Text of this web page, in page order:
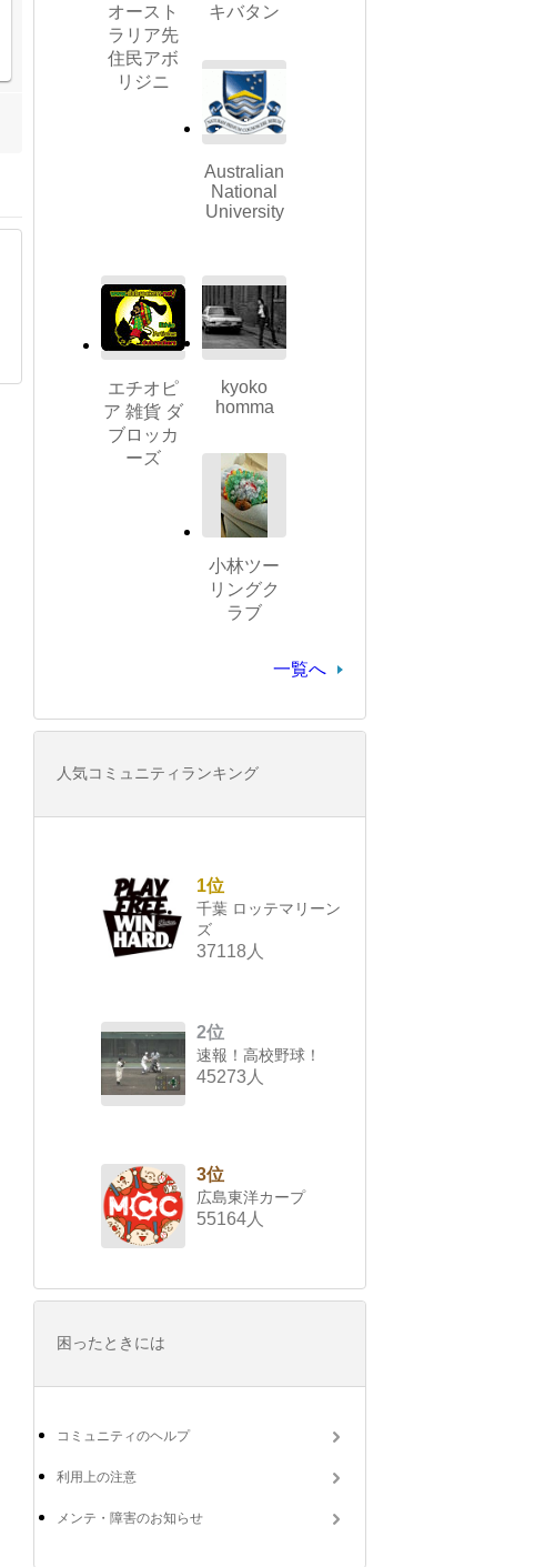
オースト
ラリア先
住民アボ
リジニ
キバタン
Australian
National
University
エチオピ
ア 雑貨 ダ
ブロッカ
ーズ
kyoko
homma
小林ツー
リングク
ラブ
一覧へ
人気コミュニティランキング
1位
千葉 ロッテマリーン
ズ
37118人
2位
速報！高校野球！
45273人
3位
広島東洋カープ
55164人
困ったときには
コミュニティのヘルプ
利用上の注意
メンテ・障害のお知らせ